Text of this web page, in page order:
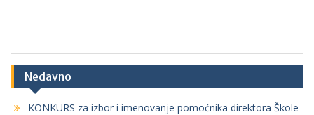
Nedavno
KONKURS za izbor i imenovanje pomoćnika direktora Škole